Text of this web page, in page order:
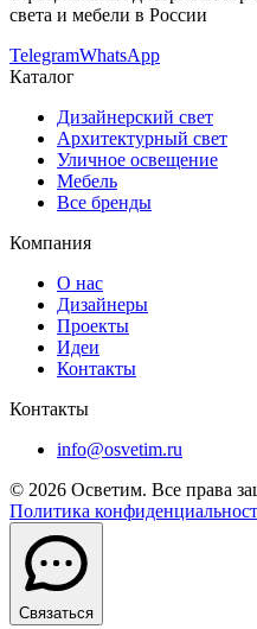
света и мебели в России
TelegramWhatsApp
Каталог
Дизайнерский свет
Архитектурный свет
Уличное освещение
Мебель
Все бренды
Компания
О нас
Дизайнеры
Проекты
Идеи
Контакты
Контакты
info@osvetim.ru
© 2026 Осветим. Все права
Политика
Связаться